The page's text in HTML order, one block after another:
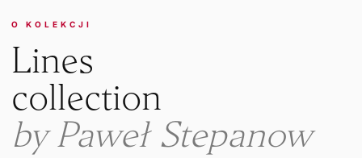
O KOLEKCJI
Lines
collection
by Paweł Stepanow